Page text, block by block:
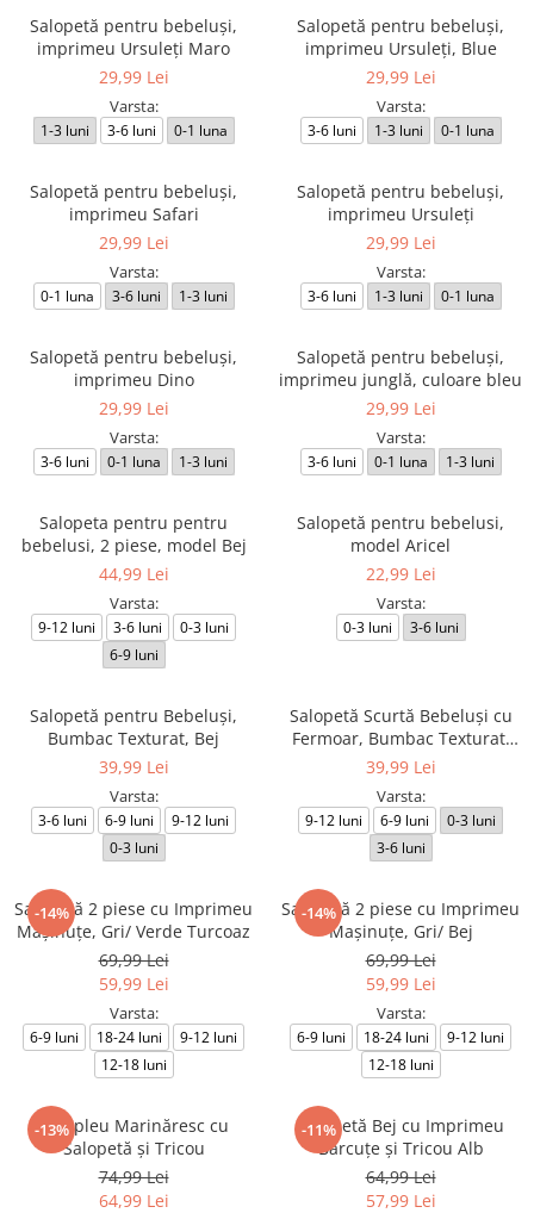
Salopetă pentru bebeluși,
imprimeu Ursuleți Maro
29,99 Lei
Varsta:
1-3 luni 3-6 luni 0-1 luna
Salopetă pentru bebeluși,
imprimeu Ursuleți, Blue
29,99 Lei
Varsta:
3-6 luni 1-3 luni 0-1 luna
Salopetă pentru bebeluși,
imprimeu Safari
29,99 Lei
Varsta:
0-1 luna 3-6 luni 1-3 luni
Salopetă pentru bebeluși,
imprimeu Ursuleți
29,99 Lei
Varsta:
3-6 luni 1-3 luni 0-1 luna
Salopetă pentru bebeluși,
imprimeu Dino
29,99 Lei
Varsta:
3-6 luni 0-1 luna 1-3 luni
Salopetă pentru bebeluși,
imprimeu junglă, culoare bleu
29,99 Lei
Varsta:
3-6 luni 0-1 luna 1-3 luni
Salopeta pentru pentru
bebelusi, 2 piese, model Bej
44,99 Lei
Varsta:
9-12 luni 3-6 luni
0-3 luni
6-9 luni
Salopetă pentru bebelusi,
model Aricel
22,99 Lei
Varsta:
0-3 luni 3-6 luni
Salopetă pentru Bebeluși,
Bumbac Texturat, Bej
39,99 Lei
Varsta:
3-6 luni 6-9 luni
9-12 luni
0-3 luni
Salopetă Scurtă Bebeluși cu
Fermoar, Bumbac Texturat,
Albastru indigo
39,99 Lei
Varsta:
9-12 luni 6-9 luni
0-3 luni
3-6 luni
-14%
Salopetă 2 piese cu Imprimeu
Mașinuțe, Gri/ Verde Turcoaz
69,99 Lei
59,99 Lei
Varsta:
6-9 luni 18-24 luni
9-12 luni
12-18 luni
-14%
Salopetă 2 piese cu Imprimeu
Mașinuțe, Gri/ Bej
69,99 Lei
59,99 Lei
Varsta:
6-9 luni 18-24 luni
9-12 luni
12-18 luni
-13%
Compleu Marinăresc cu
Salopetă și Tricou
74,99 Lei
64,99 Lei
-11%
Salopetă Bej cu Imprimeu
Bărcuțe și Tricou Alb
64,99 Lei
57,99 Lei